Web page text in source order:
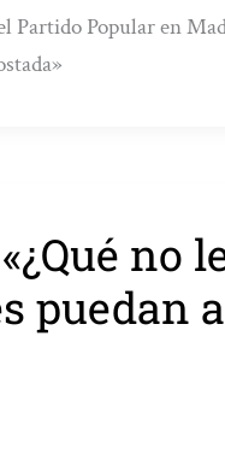
Partido Popular en
no
puedan